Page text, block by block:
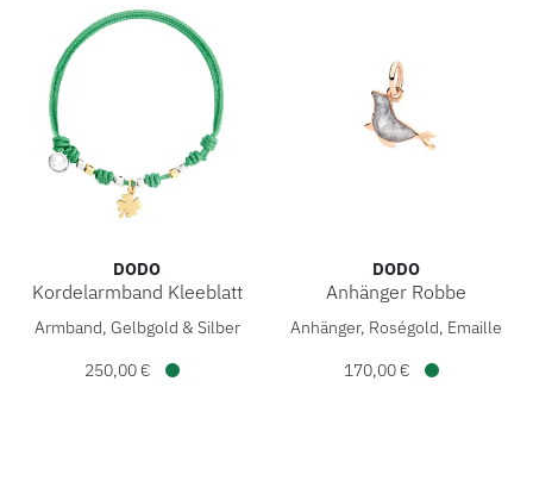
DODO
Kordelarmband Kleeblatt
DoDo Kordelarmband Kleeblatt, Ref: DBC4005-PADQD-
Armband, Gelbgold & Silber
250,00 €
DODO
Anhänger Robbe
DoDo Anhänger Robbe,
Anhänger, Roségold, Emaille
170,00 €